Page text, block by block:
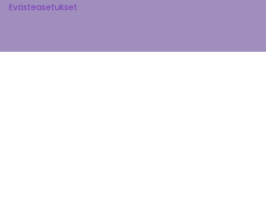
Evästeasetukset